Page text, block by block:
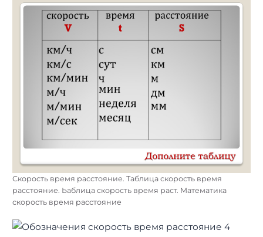
Скорость время расстояние. Таблица скорость время
расстояние. Ьаблица скорость время раст. Математика
скорость время расстояние